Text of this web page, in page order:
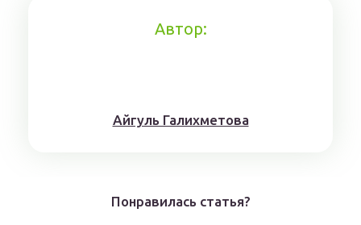
Автор:
Айгуль Галихметова
Понравилась статья?